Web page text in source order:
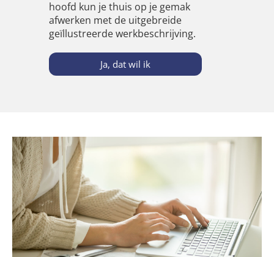
hoofd kun je thuis op je gemak
afwerken met de uitgebreide
geïllustreerde werkbeschrijving.
Ja, dat wil ik